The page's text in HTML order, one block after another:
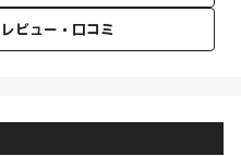
レビュー・口コミ